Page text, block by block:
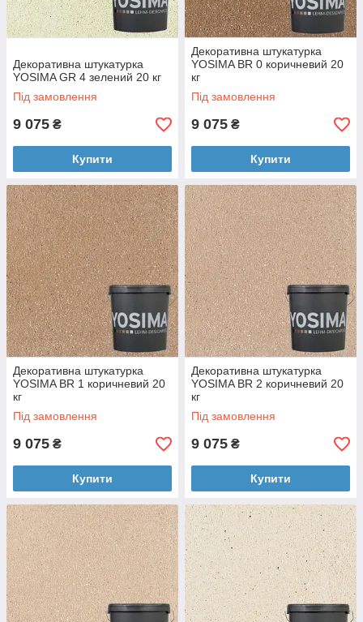
Декоративна штукатурка
YOSIMA GR 4 зелений 20 кг
Під замовлення
9 075 ₴
Купити
Декоративна штукатурка
YOSIMA BR 0 коричневий 20
кг
Під замовлення
9 075 ₴
Купити
Декоративна штукатурка
YOSIMA BR 1 коричневий 20
кг
Під замовлення
9 075 ₴
Купити
Декоративна штукатурка
YOSIMA BR 2 коричневий 20
кг
Під замовлення
9 075 ₴
Купити